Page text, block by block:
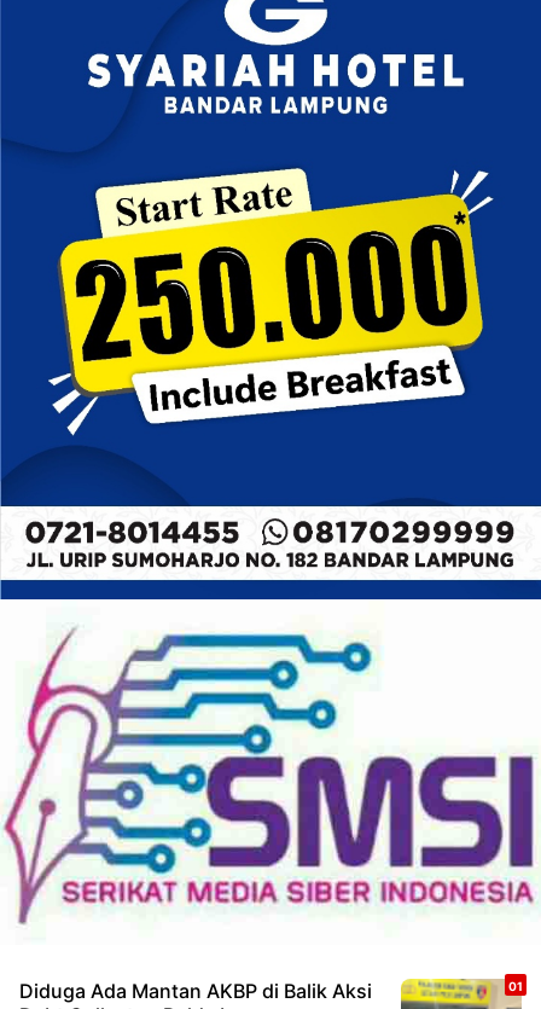
Diduga Ada Mantan AKBP di Balik Aksi